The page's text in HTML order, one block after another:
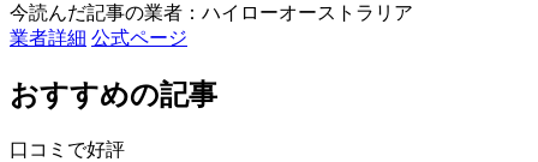
今読んだ記事の業者：ハイローオーストラリア
業者詳細 公式ページ
おすすめの記事
口コミで好評